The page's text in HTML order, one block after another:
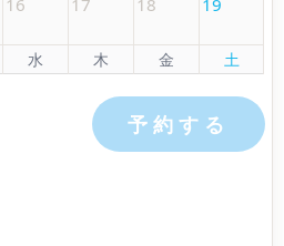
16 17 18 19
水 木 金 土
予約する